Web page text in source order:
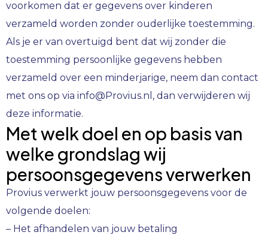
voorkomen dat er gegevens over kinderen
verzameld worden zonder ouderlijke toestemming.
Als je er van overtuigd bent dat wij zonder die
toestemming persoonlijke gegevens hebben
verzameld over een minderjarige, neem dan contact
met ons op via info@Provius.nl, dan verwijderen wij
deze informatie.
Met welk doel en op basis van
welke grondslag wij
persoonsgegevens verwerken
Provius verwerkt jouw persoonsgegevens voor de
volgende doelen:
– Het afhandelen van jouw betaling